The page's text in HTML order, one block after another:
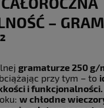
–
gramaturze 250 g/
przy tym – to
i funkcjonalności.
w chłodne